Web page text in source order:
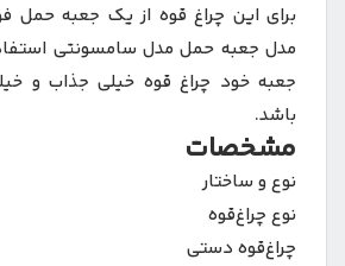
برای این چراغ قوه از یک جعبه حمل
مدل جعبه حمل مدل سامسونتی
جعبه خود چراغ قوه خیلی جذاب و
باشد.
مشخصات
نوع و ساختار
نوع چراغ‌قوه
چراغ‌قوه دستی